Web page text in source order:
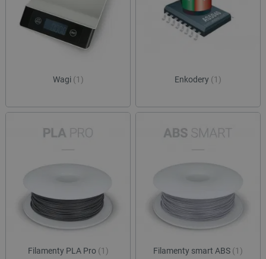
Wagi (1) Enkodery (1)
Filamenty PLA Pro (1) Filamenty smart ABS (1)